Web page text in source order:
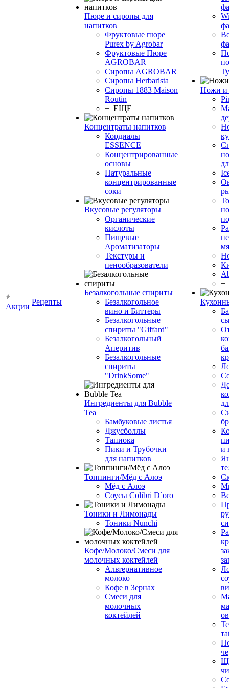
Акции
Рецепты
Пюре и сиропы для
напитков
Фруктовые пюре
Purex by Agrobar
Фруктовые Пюре
AGROBAR
Сиропы AGROBAR
Сиропы Herbarista
Сиропы 1883 Maison
Routin
+ ЕЩЕ
Концентраты напитков
Кордиалы
ESSENCE
Концентрированные
основы
Натуральные
концентрированные
соки
Вкусовые регуляторы
Органические
кислоты
Пищевые
Ароматизаторы
Текстуры и
пенообразователи
Безалкогольные спириты
Безалкогольное
вино и Биттеры
Безалкогольные
спириты "Giffard"
Безалкогольный
Аперитив
Безалкогольные
спириты
"DrinkSome"
Ингредиенты для Bubble
Tea
Бамбуковые листья
Джусболлы
Тапиока
Пики и Трубочки
для напитков
Топпинги/Мёд с Алоэ
Мёд с Алоэ
Соусы Colibri D`oro
Тоники и Лимонады
Тоники Nunchi
Кофе/Молоко/Смеси для
молочных коктейлей
Альтернативное
молоко
Кофе в Зернах
Смеси для
молочных
коктейлей
Ножи и
+
и